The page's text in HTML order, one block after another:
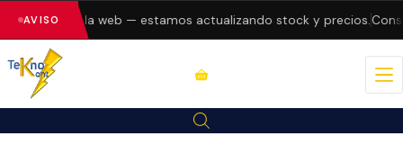
AVISO
errores en la web — estamos actualizando stock y precios.